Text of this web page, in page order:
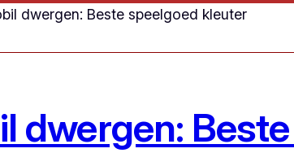
dwergen: Beste speelgoed kleuter
dwergen: